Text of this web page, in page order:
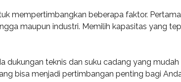
mempertimbangkan beberapa faktor.
maupun industri. Memilih kapasitas yang
dukungan teknis dan suku cadang yang
bisa menjadi pertimbangan penting bagi